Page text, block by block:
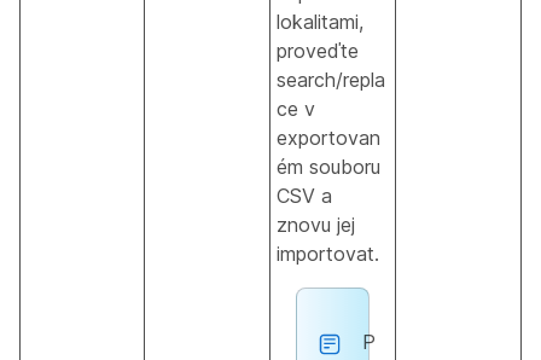
lokalitami,
proveďte
search/repla
ce v
exportovan
ém souboru
CSV a
znovu jej
importovat.
P